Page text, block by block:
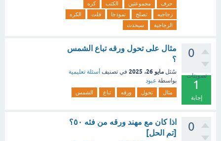
حرف
مجموعتين الكتب
كره
زجاجيه
تصلح نموذجا فلت
الكره
الزجاجية
سيحدث
0
تصويتات
1
إجابة
مثال على تحول ورقه تباع الشمس
؟
سُئل مايو 26، 2025 في تصنيف أسئلة تعليمية
بواسطة عبود
مثال تحول ورقه تباع الشمس
0
اذا كان مع مهند ورقه من فئه ٥٠؟
[تم الحل]